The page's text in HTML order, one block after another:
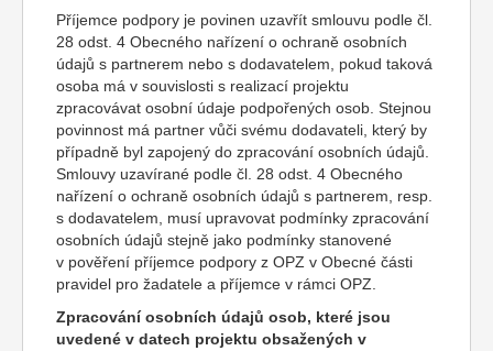
Příjemce podpory je povinen uzavřít smlouvu podle čl.
28 odst. 4 Obecného nařízení o ochraně osobních
údajů s partnerem nebo s dodavatelem, pokud taková
osoba má v souvislosti s realizací projektu
zpracovávat osobní údaje podpořených osob. Stejnou
povinnost má partner vůči svému dodavateli, který by
případně byl zapojený do zpracování osobních údajů.
Smlouvy uzavírané podle čl. 28 odst. 4 Obecného
nařízení o ochraně osobních údajů s partnerem, resp.
s dodavatelem, musí upravovat podmínky zpracování
osobních údajů stejně jako podmínky stanovené
v pověření příjemce podpory z OPZ v Obecné části
pravidel pro žadatele a příjemce v rámci OPZ.
Zpracování osobních údajů osob, které jsou
uvedené v datech projektu obsažených v